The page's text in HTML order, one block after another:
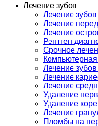
Лечение зубов
Лечение зубов
Лечение
Лечение
Рентген-
Срочное
Лечение
Лечение
Лечение
Удаление
Удаление
Лечение
Пломбы на